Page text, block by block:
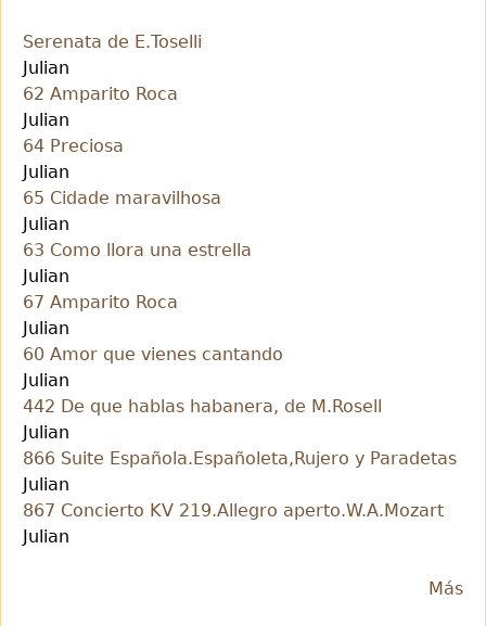
Serenata de E.Toselli
Julian
62 Amparito Roca
Julian
64 Preciosa
Julian
65 Cidade maravilhosa
Julian
63 Como llora una estrella
Julian
67 Amparito Roca
Julian
60 Amor que vienes cantando
Julian
442 De que hablas habanera, de M.Rosell
Julian
866 Suite Española.Españoleta,Rujero y Paradetas
Julian
867 Concierto KV 219.Allegro aperto.W.A.Mozart
Julian
Más